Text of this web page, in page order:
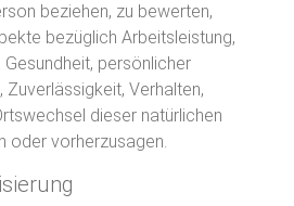
beziehen, zu bewerten,
bezüglich Arbeitsleistung,
persönlicher
Verhalten,
dieser natürlichen
oder vorherzusagen.